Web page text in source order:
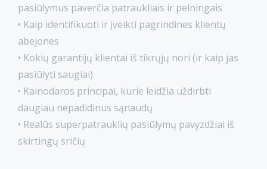
pasiūlymus paverčia patraukliais ir pelningais
• Kaip identifikuoti ir įveikti pagrindines klientų
abejones
• Kokių garantijų klientai iš tikrųjų nori (ir kaip jas
pasiūlyti saugiai)
• Kainodaros principai, kurie leidžia uždirbti
daugiau nepadidinus sąnaudų
• Realūs superpatrauklių pasiūlymų pavyzdžiai iš
skirtingų sričių